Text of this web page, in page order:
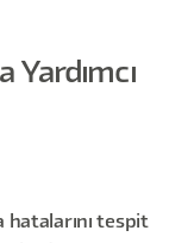
Yardımcı
hatalarını tespit